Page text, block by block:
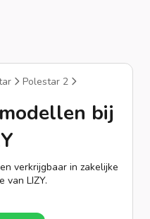
Polestar 2
bij
verkrijgbaar in zakelijke
van LIZY.